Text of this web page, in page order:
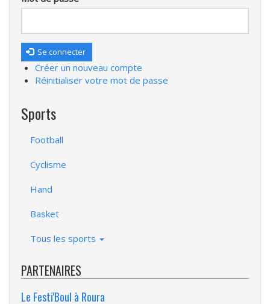
Se connecter
Créer un nouveau compte
Réinitialiser votre mot de passe
Sports
Football
Cyclisme
Hand
Basket
Tous les sports
PARTENAIRES
Le Festi'Boul à Roura